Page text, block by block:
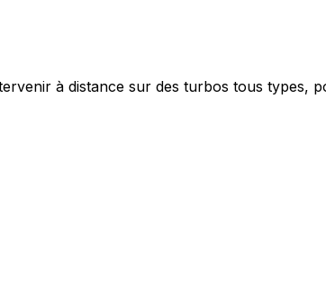
à distance sur des turbos tous types,